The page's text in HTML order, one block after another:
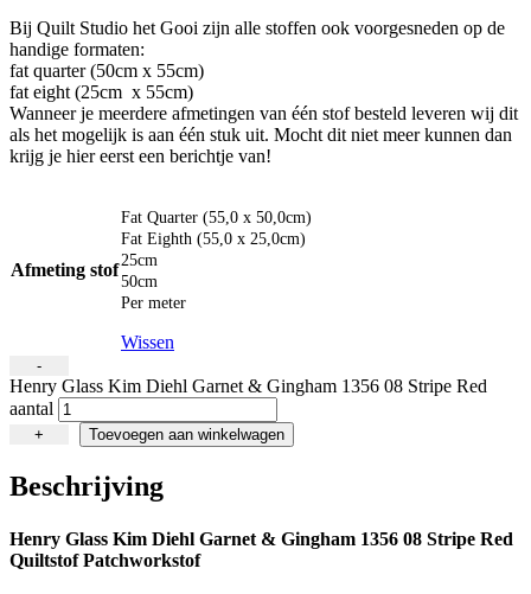
Bij Quilt Studio het Gooi zijn alle stoffen ook voorgesneden op de
handige formaten:
fat quarter (50cm x 55cm)
fat eight (25cm x 55cm)
Wanneer je meerdere afmetingen van één stof besteld leveren wij dit
als het mogelijk is aan één stuk uit. Mocht dit niet meer kunnen dan
krijg je hier eerst een berichtje van!
Afmeting stof
Fat Quarter (55,0 x 50,0cm)
Fat Eighth (55,0 x 25,0cm)
25cm
50cm
Per meter
Wissen
-
Henry Glass Kim Diehl Garnet & Gingham 1356 08 Stripe Red
aantal
+ Toevoegen aan winkelwagen
Beschrijving
Henry Glass Kim Diehl Garnet & Gingham 1356 08 Stripe Red
Quiltstof Patchworkstof